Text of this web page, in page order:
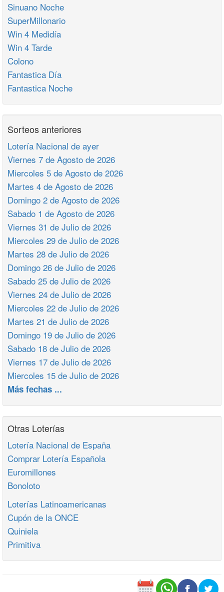
Sinuano Noche
SuperMillonario
Win 4 Medidía
Win 4 Tarde
Colono
Fantastica Día
Fantastica Noche
Sorteos anteriores
Lotería Nacional de ayer
Viernes 7 de Agosto de 2026
Miercoles 5 de Agosto de 2026
Martes 4 de Agosto de 2026
Domingo 2 de Agosto de 2026
Sabado 1 de Agosto de 2026
Viernes 31 de Julio de 2026
Miercoles 29 de Julio de 2026
Martes 28 de Julio de 2026
Domingo 26 de Julio de 2026
Sabado 25 de Julio de 2026
Viernes 24 de Julio de 2026
Miercoles 22 de Julio de 2026
Martes 21 de Julio de 2026
Domingo 19 de Julio de 2026
Sabado 18 de Julio de 2026
Viernes 17 de Julio de 2026
Miercoles 15 de Julio de 2026
Más fechas ...
Otras Loterías
Lotería Nacional de España
Comprar Lotería Española
Euromillones
Bonoloto
Loterías Latinoamericanas
Cupón de la ONCE
Quiniela
Primitiva